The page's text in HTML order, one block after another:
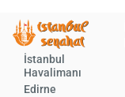
İstanbul
Havalimanı
Edirne